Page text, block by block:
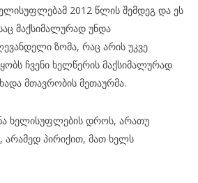
2012 წლის შემდეგ და ეს
მაქსიმალურად უნდა
ზომა, რაც არის უკვე
ჩვენი ხელწერის მაქსიმალურად
მთავრობის მეთაურმა.
ხელისუფლების დროს, არათუ
არამედ პირიქით, მათ ხელს